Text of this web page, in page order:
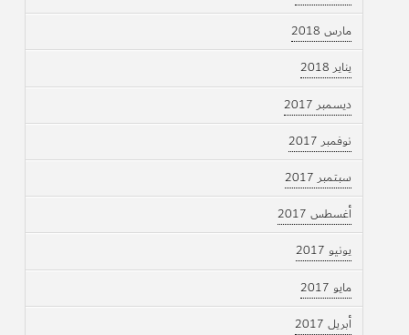
مارس 2018
يناير 2018
ديسمبر 2017
نوفمبر 2017
سبتمبر 2017
أغسطس 2017
يونيو 2017
مايو 2017
أبريل 2017